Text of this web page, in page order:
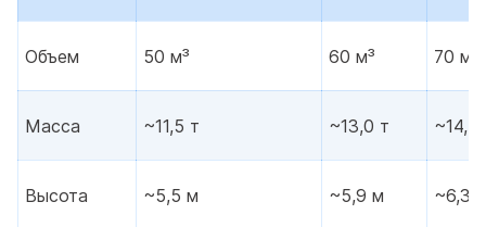
Объем 50 м³ 60 м³ 70 м³
Масса ~11,5 т ~13,0 т ~14,5
Высота ~5,5 м ~5,9 м ~6,3